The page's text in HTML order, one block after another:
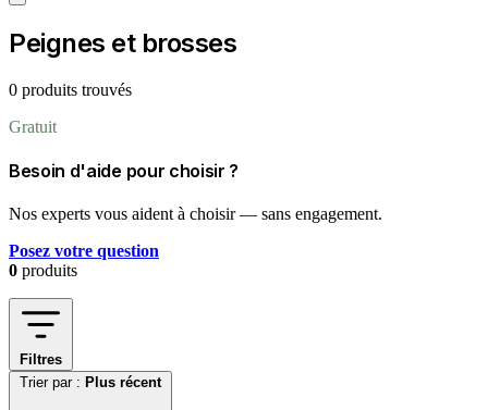
Peignes et brosses
0 produits trouvés
Gratuit
Besoin d'aide pour choisir ?
Nos experts vous aident à choisir — sans engagement.
Posez votre question
0 produits
Filtres
Trier par : Plus récent